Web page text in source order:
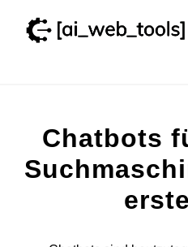
Inhalt
Chatbots